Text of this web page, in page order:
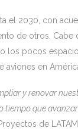
el 2030, con
de otros.
los pocos
en
y renovar
que
de